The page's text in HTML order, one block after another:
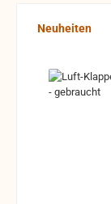
Produktgalerie
Neuheiten